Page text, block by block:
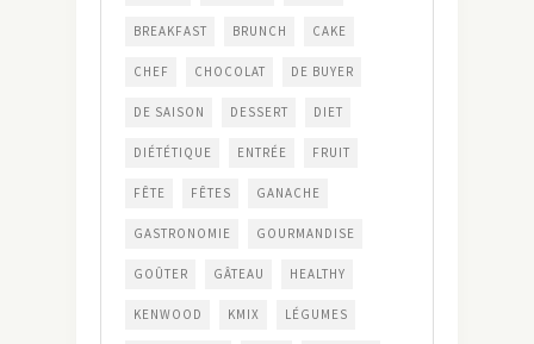
BREAKFAST BRUNCH CAKE
CHEF CHOCOLAT DE BUYER
DE SAISON DESSERT DIET
DIÉTÉTIQUE ENTRÉE FRUIT
FÊTE FÊTES GANACHE
GASTRONOMIE GOURMANDISE
GOÛTER GÂTEAU HEALTHY
KENWOOD KMIX LÉGUMES